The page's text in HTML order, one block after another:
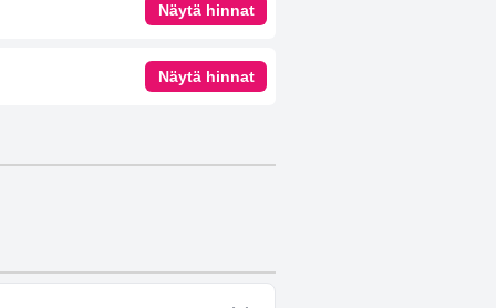
Näytä hinnat
Näytä hinnat